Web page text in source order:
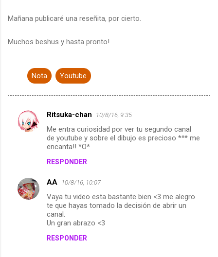
Mañana publicaré una reseñita, por cierto.
Muchos beshus y hasta pronto!
Nota Youtube
C
o
t
Ritsuka-chan 10/8/16, 9:35
Me entra curiosidad por ver tu segundo canal
de youtube y sobre el dibujo es precioso *^* me
encanta!! *O*
RESPONDER
AA 10/8/16, 10:07
Vaya tu video esta bastante bien <3 me alegro
te que hayas tomado la decisión de abrir un
canal.
Un gran abrazo <3
RESPONDER